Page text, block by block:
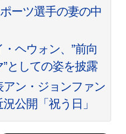
ーツ選手の妻の中
ヘウォン、”前向
としての姿を披露
ン・ジョンファン
公開「祝う日」